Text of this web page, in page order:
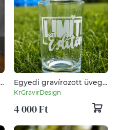
Egyedi gravírozott üveg
pohár – "Limited Edition"
KrGravirDesign
4 000 Ft